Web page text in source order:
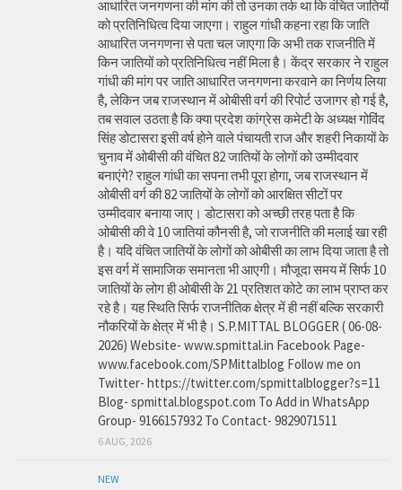
आधारित जनगणना की मांग की तो उनका तर्क था कि वंचित जातियों
को प्रतिनिधित्व दिया जाएगा। राहुल गांधी कहना रहा कि जाति
आधारित जनगणना से पता चल जाएगा कि अभी तक राजनीति में
किन जातियों को प्रतिनिधित्व नहीं मिला है। केंद्र सरकार ने राहुल
गांधी की मांग पर जाति आधारित जनगणना करवाने का निर्णय लिया
है, लेकिन जब राजस्थान में ओबीसी वर्ग की रिपोर्ट उजागर हो गई है,
तब सवाल उठता है कि क्या प्रदेश कांग्रेस कमेटी के अध्यक्ष गोविंद
सिंह डोटासरा इसी वर्ष होने वाले पंचायती राज और शहरी निकायों के
चुनाव में ओबीसी की वंचित 82 जातियों के लोगों को उम्मीदवार
बनाएंगे? राहुल गांधी का सपना तभी पूरा होगा, जब राजस्थान में
ओबीसी वर्ग की 82 जातियों के लोगों को आरक्षित सीटों पर
उम्मीदवार बनाया जाए। डोटासरा को अच्छी तरह पता है कि
ओबीसी की वे 10 जातियां कौनसी है, जो राजनीति की मलाई खा रही
है। यदि वंचित जातियों के लोगों को ओबीसी का लाभ दिया जाता है तो
इस वर्ग में सामाजिक समानता भी आएगी। मौजूदा समय में सिर्फ 10
जातियों के लोग ही ओबीसी के 21 प्रतिशत कोटे का लाभ प्राप्त कर
रहे है। यह स्थिति सिर्फ राजनीतिक क्षेत्र में ही नहीं बल्कि सरकारी
नौकरियों के क्षेत्र में भी है। S.P.MITTAL BLOGGER ( 06-08-
2026) Website- www.spmittal.in Facebook Page-
www.facebook.com/SPMittalblog Follow me on
Twitter- https://twitter.com/spmittalblogger?s=11
Blog- spmittal.blogspot.com To Add in WhatsApp
Group- 9166157932 To Contact- 9829071511
6 AUG, 2026
NEW